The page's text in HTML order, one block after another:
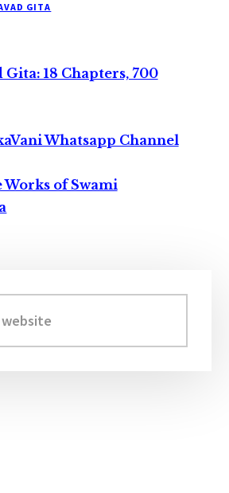
GITA
Gita: 18 Chapters, 700
Whatsapp Channel
Works of Swami